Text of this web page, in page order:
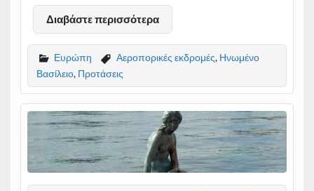
Διαβάστε περισσότερα
Ευρώπη Αεροπορικές εκδρομές, Ηνωμένο
Βασίλειο, Προτάσεις